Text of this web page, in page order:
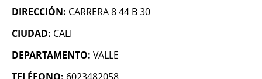
DIRECCIÓN: CARRERA 8 44 B 30
CIUDAD: CALI
DEPARTAMENTO: VALLE